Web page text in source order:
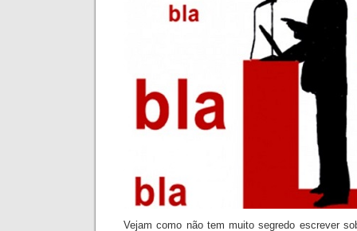
Vejam como não tem muito segredo escrever